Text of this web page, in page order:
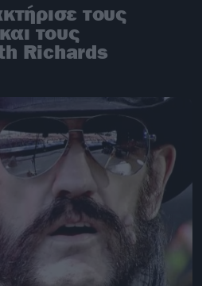
τους
τους
Richards